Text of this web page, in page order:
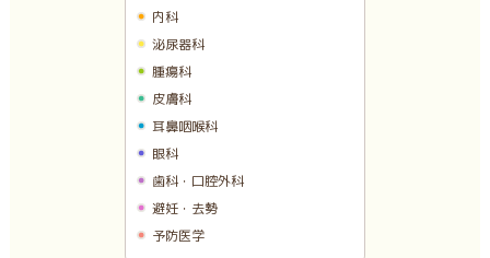
内科
泌尿器科
腫瘍科
皮膚科
耳鼻咽喉科
眼科
歯科・口腔外科
避妊・去勢
予防医学